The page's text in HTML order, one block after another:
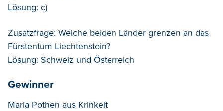
Lösung: c)
Zusatzfrage: Welche beiden Länder grenzen an das
Fürstentum Liechtenstein?
Lösung: Schweiz und Österreich
Gewinner
Maria Pothen aus Krinkelt